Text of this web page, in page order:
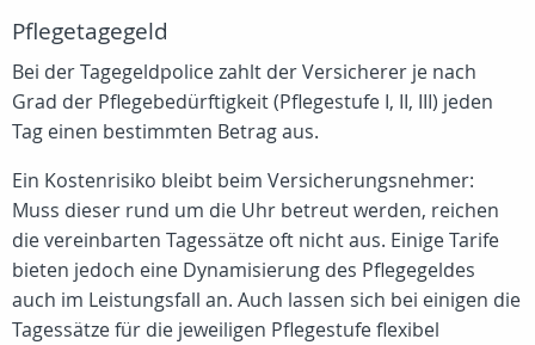
Pflegetagegeld
Bei der Tagegeldpolice zahlt der Versicherer je nach
Grad der Pflegebedürftigkeit (Pflegestufe I, II, III) jeden
Tag einen bestimmten Betrag aus.
Ein Kostenrisiko bleibt beim Versicherungsnehmer:
Muss dieser rund um die Uhr betreut werden, reichen
die vereinbarten Tagessätze oft nicht aus. Einige Tarife
bieten jedoch eine Dynamisierung des Pflegegeldes
auch im Leistungsfall an. Auch lassen sich bei einigen die
Tagessätze für die jeweiligen Pflegestufe flexibel